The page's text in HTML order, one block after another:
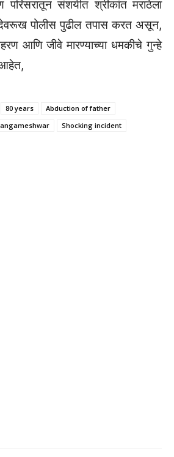
परिसरातून संशयीत श्रीकांत मराठेला
पोलीस पुढील तपास करत असून,
आणि जीवे मारण्याच्या धमकीचे गुन्हे
80 years
Abduction of father
Shocking incident